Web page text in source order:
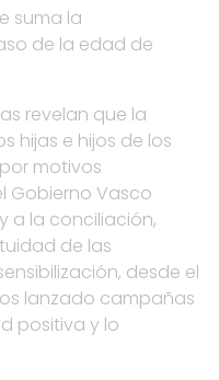
suma la
de la edad de
revelan que la
hijas e hijos de los
motivos
Gobierno Vasco
a la conciliación,
de las
desde el
lanzado campañas
positiva y lo